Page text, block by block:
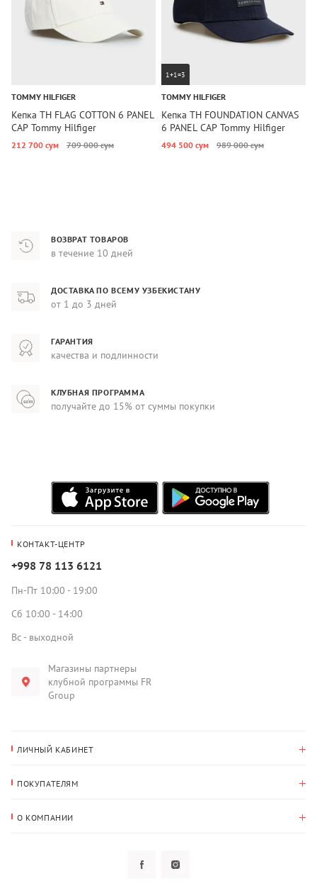
TOMMY HILFIGER
Кепка TH FLAG COTTON 6 PANEL
CAP Tommy Hilfiger
212 700 сум 709 000 сум
1+1=3
TOMMY HILFIGER
Кепка TH FOUNDATION CANVAS
6 PANEL CAP Tommy Hilfiger
494 500 сум 989 000 сум
ВОЗВРАТ ТОВАРОВ
в течение 10 дней
ДОСТАВКА ПО ВСЕМУ УЗБЕКИСТАНУ
от 1 до 3 дней
ГАРАНТИЯ
качества и подлинности
КЛУБНАЯ ПРОГРАММА
получайте до 15% от суммы покупки
КОНТАКТ-ЦЕНТР
+998 78 113 6121
Пн-Пт 10:00 - 19:00
Сб 10:00 - 14:00
Вс - выходной
Магазины партнеры
клубной программы FR
Group
ЛИЧНЫЙ КАБИНЕТ
Адрес для доставки
ПОКУПАТЕЛЯМ
О КОМПАНИИ
Политика конфиденциальности